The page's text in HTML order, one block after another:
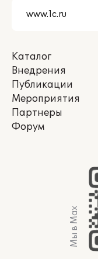
Каталог
Внедрения
Публикации
Мероприятия
Партнеры
Форум
Мы в Max